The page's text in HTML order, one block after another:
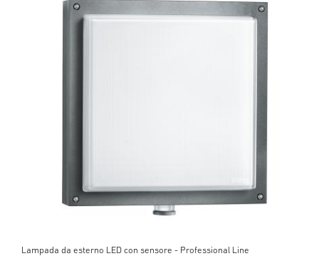
Lampada da esterno LED con sensore - Professional Line